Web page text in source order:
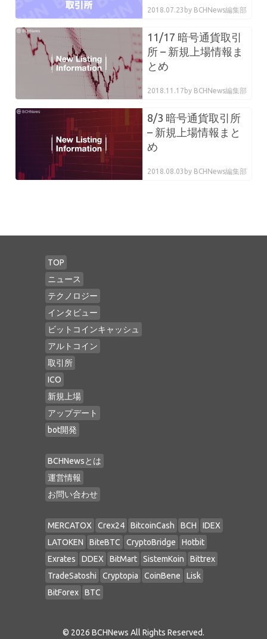
2018.07.23 by BCHNews編集部
11/17 暗号通貨取引
所 – 新規上場情報ま
とめ
2018.11.17 by BCHNews編集部
8/3 暗号通貨取引所
– 新規上場情報まと
め
2018.08.03 by BCHNews編集部
TOP
ニュース
テクノロジー
インタビュー
ビットコインキャッシュ
アルトコイン
取引所
ICO
新規上場
アップデート
bot開発
BCHNewsとは
運営情報
お問い合わせ
MERCATOX Crex24 BitcoinCash BCH
IDEX
LATOKEN
BiteBTC CryptoBridge
Hotbit
Exrates
DDEX BitMart SistemKoin
Bittrex
TradeSatoshi
Cryptopia CoinBene
Lisk
BitForex
BTC
© 2026 BCHNews All Rights Reserved.